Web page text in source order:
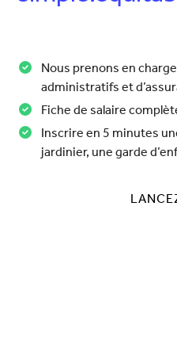
Nous prenons en
administratifs et
Fiche de salaire
Inscrire en 5 minutes
jardinier, une garde